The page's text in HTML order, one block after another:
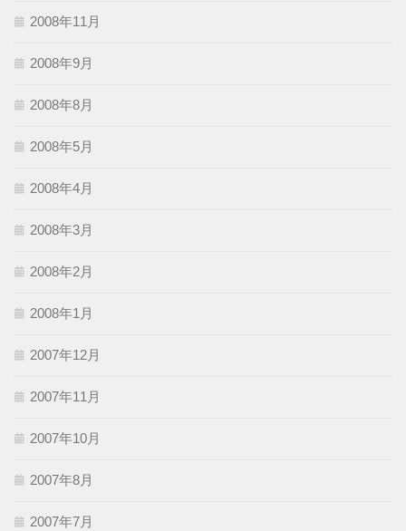
2008年11月
2008年9月
2008年8月
2008年5月
2008年4月
2008年3月
2008年2月
2008年1月
2007年12月
2007年11月
2007年10月
2007年8月
2007年7月